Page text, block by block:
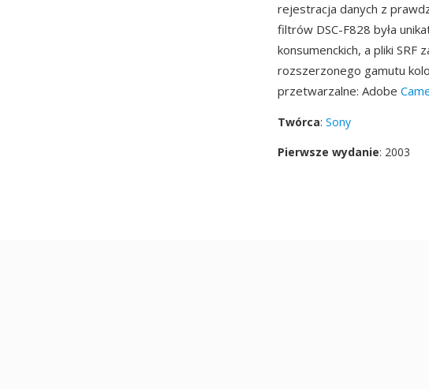
rejestracja danych z
filtrów DSC-F828 była
konsumenckich, a pliki SRF
rozszerzonego gamutu
przetwarzalne: Adobe
Twórca: Sony
Pierwsze wydanie: 2003